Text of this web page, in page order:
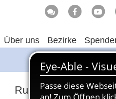
Über uns Bezirke
Rubriken